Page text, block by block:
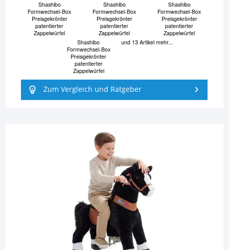
Shashibo
Formwechsel-Box
Preisgekrönter
patentierter
Zappelwürfel
Shashibo
Formwechsel-Box
Preisgekrönter
patentierter
Zappelwürfel
Shashibo
Formwechsel-Box
Preisgekrönter
patentierter
Zappelwürfel
Shashibo
Formwechsel-Box
Preisgekrönter
patentierter
Zappelwürfel
und 13 Artikel mehr...
Zum Vergleich und Ratgeber